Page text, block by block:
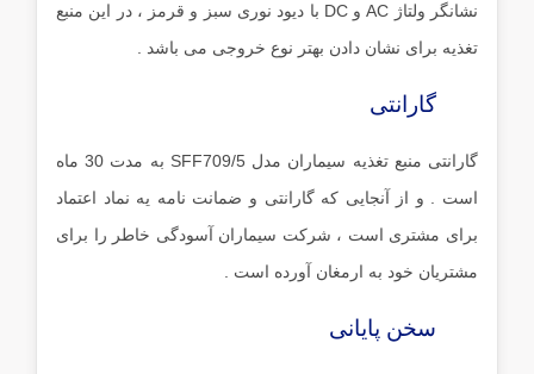
نشانگر ولتاژ AC و DC با دیود نوری سبز و قرمز ، در این منبع
تغذیه برای نشان دادن بهتر نوع خروجی می باشد .
گارانتی
گارانتی منبع تغذیه سیماران مدل SFF709/5 به مدت 30 ماه
است . و از آنجایی که گارانتی و ضمانت نامه یه نماد اعتماد
برای مشتری است ، شرکت سیماران آسودگی خاطر را برای
مشتریان خود به ارمغان آورده است .
سخن پایانی